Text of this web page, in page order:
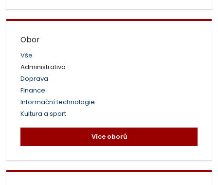
Obor
Vše
Administrativa
Doprava
Finance
Informační technologie
Kultura a sport
Více oborů